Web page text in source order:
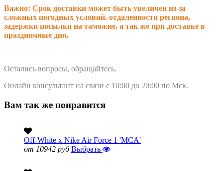
Важно: Срок доставки может быть увеличен из-за
сложных погодных условий. отдаленности региона,
задержки посылки на таможне, а так же при доставке в
праздничные дни.
Остались вопросы, обращайтесь.
Онлайн консультант на связи с 10:00 до 20:00 по Мск.
Вам так же понравится
Off-White x Nike Air Force 1 'MCA'
от 10942 руб Выбрать